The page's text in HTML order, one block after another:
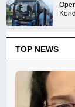
TOP NEWS